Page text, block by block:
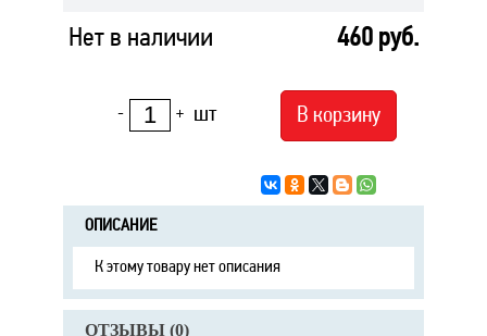
Нет в наличии 460 руб.
- + шт В корзину
ОПИСАНИЕ
К этому товару нет описания
ОТЗЫВЫ (0)